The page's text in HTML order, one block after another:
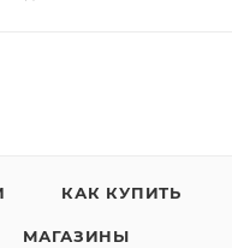
КАК КУПИТЬ
МАГАЗИНЫ